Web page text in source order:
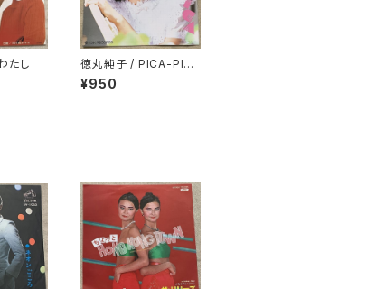
たし
徳丸純子 / PICA-PIC
A
¥950